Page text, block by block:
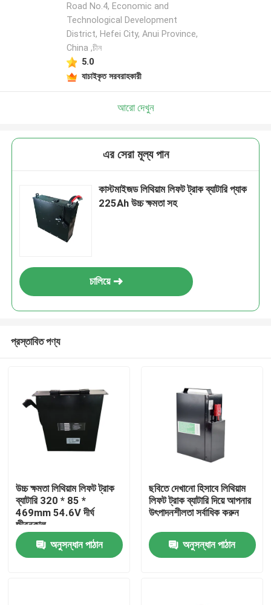
বাড়ি
Road No.4, Economic and
Technological Development
District, Hefei City, Anui Province,
China ,চীন
5.0
যাচাইকৃত সরবরাহকারী
আরো দেখুন
এর সেরা মূল্য পান
কাস্টমাইজড লিথিয়াম লিফট ট্রাক ব্যাটারি প্যাক
225Ah উচ্চ ক্ষমতা সহ
চালিয়ে
প্রস্তাবিত পণ্য
উচ্চ ক্ষমতা লিথিয়াম লিফট ট্রাক
ব্যাটারি 320 * 85 *
469mm 54.6V দীর্ঘ
জীবনকাল
অনুসন্ধান পাঠান
ছবিতে দেখানো হিসাবে লিথিয়াম
লিফট ট্রাক ব্যাটারি দিয়ে আপনার
উৎপাদনশীলতা সর্বাধিক করুন
অনুসন্ধান পাঠান